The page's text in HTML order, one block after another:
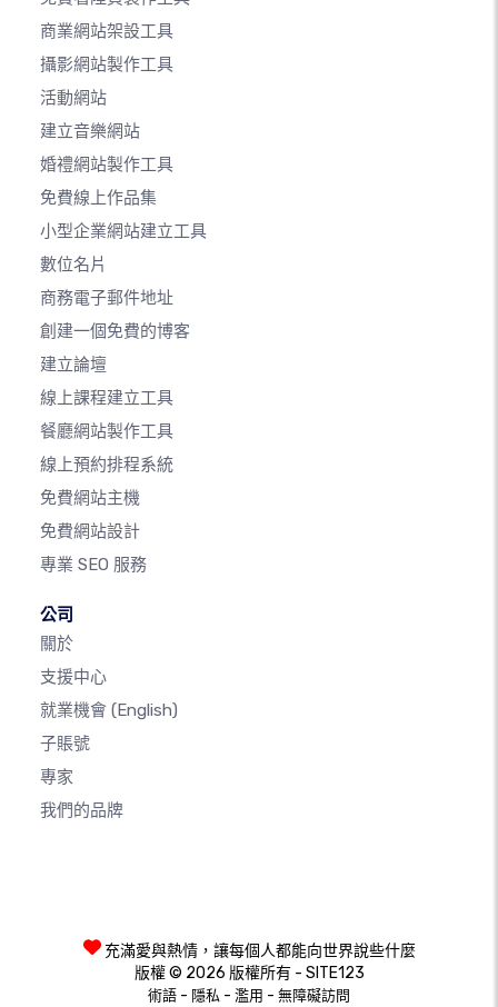
商業網站架設工具
攝影網站製作工具
活動網站
建立音樂網站
婚禮網站製作工具
免費線上作品集
小型企業網站建立工具
數位名片
商務電子郵件地址
創建一個免費的博客
建立論壇
線上課程建立工具
餐廳網站製作工具
線上預約排程系統
免費網站主機
免費網站設計
專業 SEO 服務
公司
關於
支援中心
就業機會 (English)
子賬號
專家
我們的品牌
充滿愛與熱情，讓每個人都能向世界說些什麼
版權 © 2026 版權所有 - SITE123
術語 - 隱私 - 濫用 - 無障礙訪問